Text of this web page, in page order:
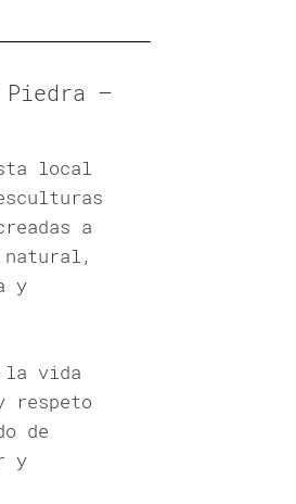
–
local
a
y
la vida
respeto
de
y